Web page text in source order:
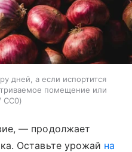
дней, а если испортится
помещение или
CC0
— продолжает
Оставьте урожай на